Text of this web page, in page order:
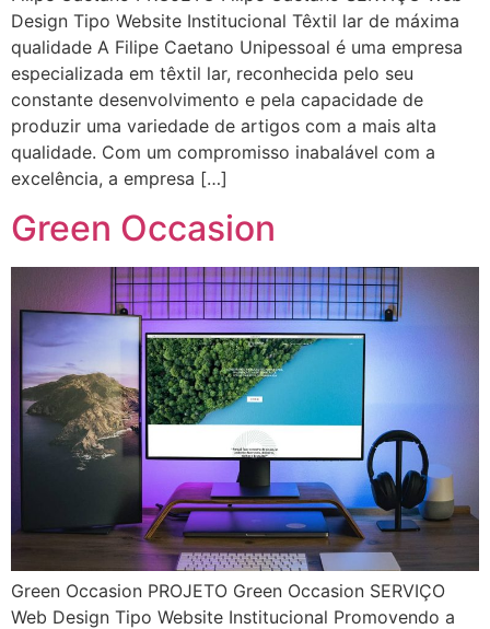
Design Tipo Website Institucional Têxtil lar de máxima
qualidade A Filipe Caetano Unipessoal é uma empresa
especializada em têxtil lar, reconhecida pelo seu
constante desenvolvimento e pela capacidade de
produzir uma variedade de artigos com a mais alta
qualidade. Com um compromisso inabalável com a
excelência, a empresa […]
Green Occasion
Green Occasion PROJETO Green Occasion SERVIÇO
Web Design Tipo Website Institucional Promovendo a